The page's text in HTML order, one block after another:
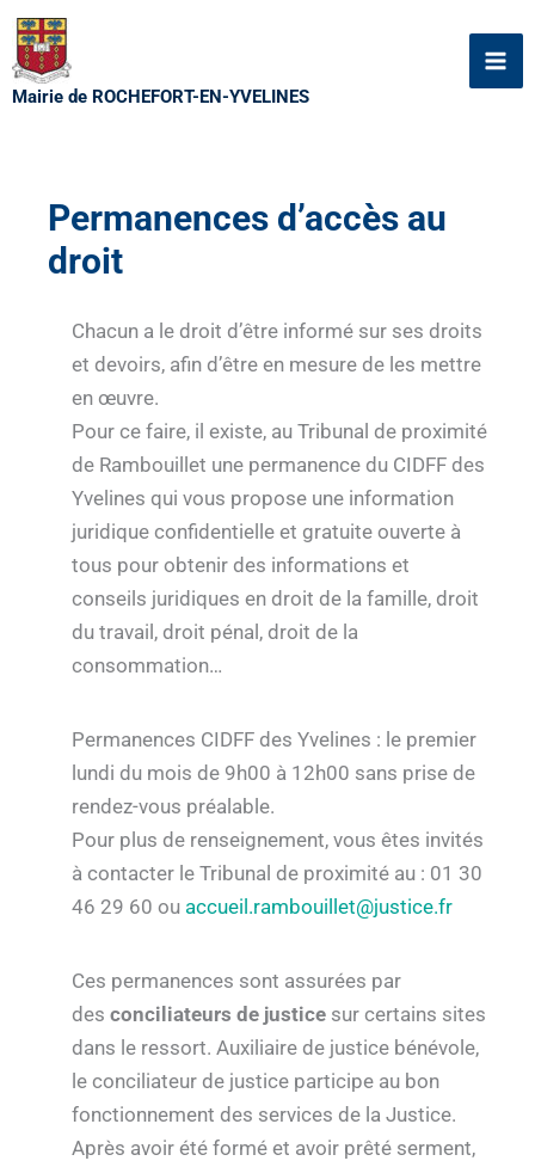
Aller
au
contenu
Mairie de ROCHEFORT-EN-YVELINES
Permanences d’accès au
droit
Chacun a le droit d’être informé sur ses droits
et devoirs, afin d’être en mesure de les mettre
en œuvre.
Pour ce faire, il existe, au Tribunal de proximité
de Rambouillet une permanence du CIDFF des
Yvelines qui vous propose une information
juridique confidentielle et gratuite ouverte à
tous pour obtenir des informations et
conseils juridiques en droit de la famille, droit
du travail, droit pénal, droit de la
consommation…
Permanences CIDFF des Yvelines : le premier
lundi du mois de 9h00 à 12h00 sans prise de
rendez-vous préalable.
Pour plus de renseignement, vous êtes invités
à contacter le Tribunal de proximité au : 01 30
46 29 60 ou accueil.rambouillet@justice.fr
Ces permanences sont assurées par
des conciliateurs de justice sur certains sites
dans le ressort. Auxiliaire de justice bénévole,
le conciliateur de justice participe au bon
fonctionnement des services de la Justice.
Après avoir été formé et avoir prêté serment,